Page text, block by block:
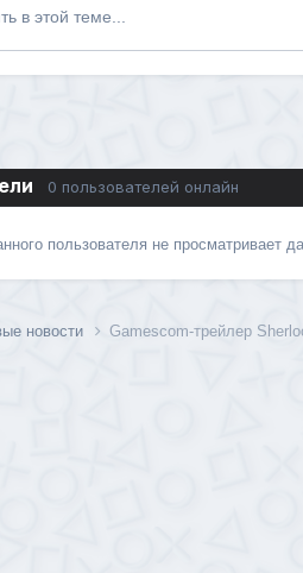
в этой теме...
0 пользователей онлайн
пользователя не просматривает
новости Gamescom-трейлер